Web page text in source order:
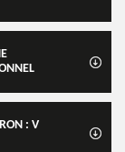
: V